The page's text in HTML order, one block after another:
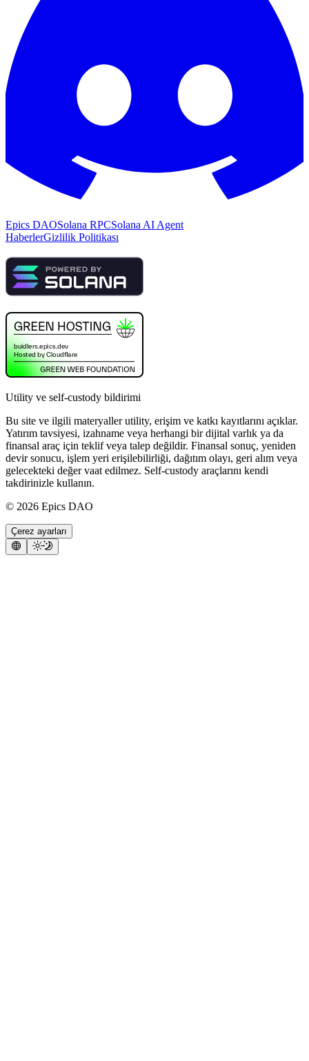
Epics DAOSolana RPCSolana AI Agent
HaberlerGizlilik Politikası
Utility ve self-custody bildirimi
Bu site ve ilgili materyaller utility, erişim ve katkı kayıtlarını açıklar.
Yatırım tavsiyesi, izahname veya herhangi bir dijital varlık ya da
finansal araç için teklif veya talep değildir. Finansal sonuç, yeniden
devir sonucu, işlem yeri erişilebilirliği, dağıtım olayı, geri alım veya
gelecekteki değer vaat edilmez. Self-custody araçlarını kendi
takdirinizle kullanın.
© 2026 Epics DAO
Çerez ayarları